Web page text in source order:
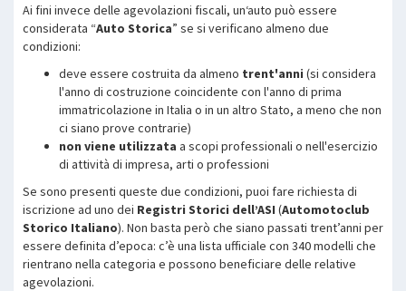
Ai fini invece delle agevolazioni fiscali, un‘auto può essere
considerata “Auto Storica” se si verificano almeno due
condizioni:
deve essere costruita da almeno trent'anni (si considera
l'anno di costruzione coincidente con l'anno di prima
immatricolazione in Italia o in un altro Stato, a meno che non
ci siano prove contrarie)
non viene utilizzata a scopi professionali o nell'esercizio
di attività di impresa, arti o professioni
Se sono presenti queste due condizioni, puoi fare richiesta di
iscrizione ad uno dei Registri Storici dell’ASI (Automotoclub
Storico Italiano). Non basta però che siano passati trent’anni per
essere definita d’epoca: c’è una lista ufficiale con 340 modelli che
rientrano nella categoria e possono beneficiare delle relative
agevolazioni.